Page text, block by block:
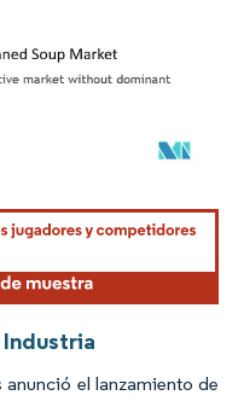
atribución según CC BY 4.0.
el lanzamiento de